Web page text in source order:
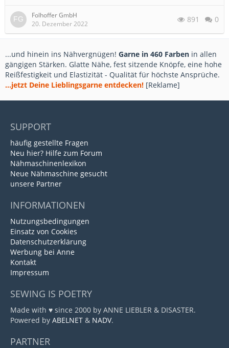
Folhoffer GmbH
20. Dezember 2022
891 0
...und hinein ins Nähvergnügen! Garne in 460 Farben in allen
gängigen Stärken. Glatte Nähe, fest sitzende Knöpfe, eine hohe
Reißfestigkeit und Elastizität - Qualität für höchste Ansprüche.
...jetzt Deine Lieblingsgarne entdecken! [Reklame]
SUPPORT
häufig gestellte Fragen
Neu hier? Hilfe zum Forum
Nähmaschinenlexikon
Neue Nähmaschine gesucht
unsere Partner
INFORMATIONEN
Nutzungsbedingungen
Einsatz von Cookies
Datenschutzerklärung
Werbung bei Anne
Kontakt
Impressum
SEWING IS POETRY
Made with ♥ since 2000 by ANNE LIEBLER & DISASTER.
Powered by ABELNET & NADV.
PARTNER